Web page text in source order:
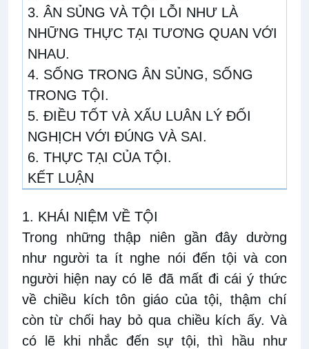
3. ÂN SỦNG VÀ TỘI LỖI NHƯ LÀ
NHỮNG THỰC TẠI TƯƠNG QUAN VỚI
NHAU.
4. SỐNG TRONG ÂN SỦNG, SỐNG
TRONG TỘI.
5. ĐIỀU TỐT VÀ XẤU LUÂN LÝ ĐỐI
NGHỊCH VỚI ĐÚNG VÀ SAI.
6. THỰC TẠI CỦA TỘI.
KẾT LUẬN
1. KHÁI NIỆM VỀ TỘI
Trong những thập niên gần đây dường
như người ta ít nghe nói đến tội và con
người hiện nay có lẽ đã mất đi cái ý thức
về chiều kích tôn giáo của tội, thậm chí
còn từ chối hay bỏ qua chiều kích ấy. Và
có lẽ khi nhắc đến sự tội, thì hầu như